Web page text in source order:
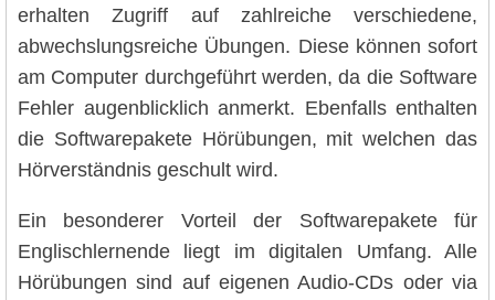
erhalten Zugriff auf zahlreiche verschiedene,
abwechslungsreiche Übungen. Diese können sofort
am Computer durchgeführt werden, da die Software
Fehler augenblicklich anmerkt. Ebenfalls enthalten
die Softwarepakete Hörübungen, mit welchen das
Hörverständnis geschult wird.
Ein besonderer Vorteil der Softwarepakete für
Englischlernende liegt im digitalen Umfang. Alle
Hörübungen sind auf eigenen Audio-CDs oder via